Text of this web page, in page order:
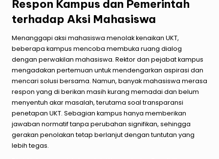
Respon Kampus dan Pemerintah
terhadap Aksi Mahasiswa
Menanggapi aksi mahasiswa menolak kenaikan UKT,
beberapa kampus mencoba membuka ruang dialog
dengan perwakilan mahasiswa. Rektor dan pejabat kampus
mengadakan pertemuan untuk mendengarkan aspirasi dan
mencari solusi bersama. Namun, banyak mahasiswa merasa
respon yang di berikan masih kurang memadai dan belum
menyentuh akar masalah, terutama soal transparansi
penetapan UKT. Sebagian kampus hanya memberikan
jawaban normatif tanpa perubahan signifikan, sehingga
gerakan penolakan tetap berlanjut dengan tuntutan yang
lebih tegas.